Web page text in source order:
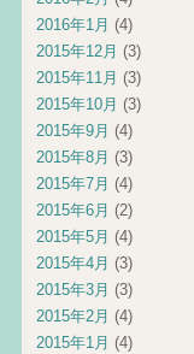
2016年1月 (4)
2015年12月 (3)
2015年11月 (3)
2015年10月 (3)
2015年9月 (4)
2015年8月 (3)
2015年7月 (4)
2015年6月 (2)
2015年5月 (4)
2015年4月 (3)
2015年3月 (3)
2015年2月 (4)
2015年1月 (4)